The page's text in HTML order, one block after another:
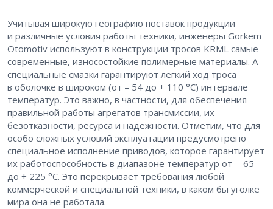
Учитывая широкую географию поставок продукции
и различные условия работы техники, инженеры Gorkem
Otomotiv используют в конструкции тросов KRML самые
современные, износостойкие полимерные материалы. А
специальные смазки гарантируют легкий ход троса
в оболочке в широком (от – 54 до + 110 °C) интервале
температур. Это важно, в частности, для обеспечения
правильной работы агрегатов трансмиссии, их
безотказности, ресурса и надежности. Отметим, что для
особо сложных условий эксплуатации предусмотрено
специальное исполнение приводов, которое гарантирует
их работоспособность в диапазоне температур от – 65
до + 225 °C. Это перекрывает требования любой
коммерческой и специальной техники, в каком бы уголке
мира она не работала.